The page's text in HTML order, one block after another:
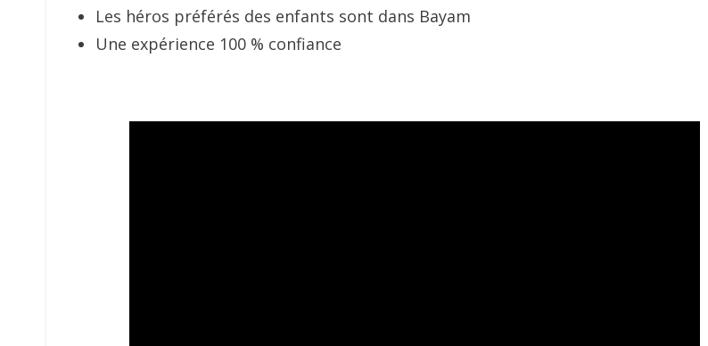
Les héros préférés des enfants sont dans Bayam
Une expérience 100 % confiance